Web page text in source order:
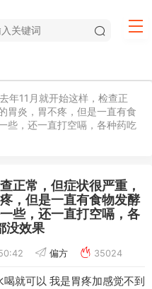
年11月就开始这样，检查正
胃炎，胃不疼，但是一直有食
些，还一直打空嗝，各种药吃
正常，但症状很严重，
，但是一直有食物发酵
些，还一直打空嗝，各
没效果
偏方 35024
就可以 我是胃疼加感觉不到